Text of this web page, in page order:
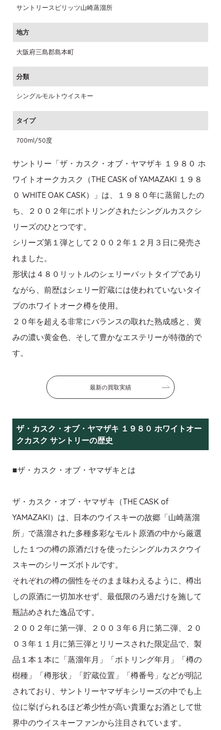
サントリースピリッツ山崎蒸溜所
地方
大阪府三島郡島本町
分類
シングルモルトウイスキー
タイプ
700ml/50度
サントリー「ザ・カスク・オブ・ヤマザキ １９８０ ホ
ワイトオークカスク（THE CASK of YAMAZAKI １９８
０ WHITE OAK CASK）」は、１９８０年に蒸留したの
ち、２００２年にボトリングされたシングルカスクシ
リーズのひとつです。
シリーズ第１弾として２００２年１２月３日に発売さ
れました。
形状は４８０リットルのシェリーバットタイプであり
ながら、前歴はシェリー貯蔵には使われていないタイ
プのホワイトオーク樽を使用。
２０年を超える非常にバランスの取れた熟成感と、黄
みの濃い黄金色、そして豊かなエステリーが特徴的で
す。
最新の買取実績
ザ・カスク・オブ・ヤマザキ １９８０ ホワイトオー
クカスク サントリーの歴史
■ザ・カスク・オブ・ヤマザキとは
ザ・カスク・オブ・ヤマザキ（THE CASK of
YAMAZAKI）は、日本のウイスキーの故郷「山崎蒸溜
所」で蒸溜された多種多彩なモルト原酒の中から厳選
した１つの樽の原酒だけを使ったシングルカスクウイ
スキーのシリーズボトルです。
それぞれの樽の個性をそのまま味わえるように、樽出
しの原酒に一切加水せず、最低限のろ過だけを施して
瓶詰めされた逸品です。
２００２年に第一弾、２００３年６月に第二弾、２０
０３年１１月に第三弾とリリースされた限定品で、製
品１本１本に「蒸溜年月」「ボトリング年月」「樽の
樹種」「樽形状」「貯蔵位置」「樽番号」などが明記
されており、サントリーヤマザキシリーズの中でも上
位に挙げられるほど希少性が高い貴重なお酒として世
界中のウイスキーファンから注目されています。